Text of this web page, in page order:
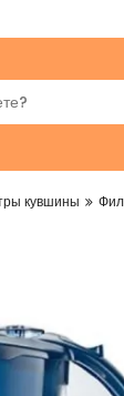
кувшины